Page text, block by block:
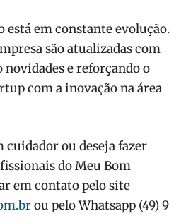
está em constante evolução.
são atualizadas com
e reforçando o
com a inovação na área
cuidador ou deseja fazer
do Meu Bom
em contato pelo site
ou pelo Whatsapp (49) 9